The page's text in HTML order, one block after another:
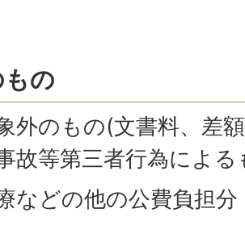
の
外のもの(文書料、差
故等第三者行為による
などの他の公費負担分